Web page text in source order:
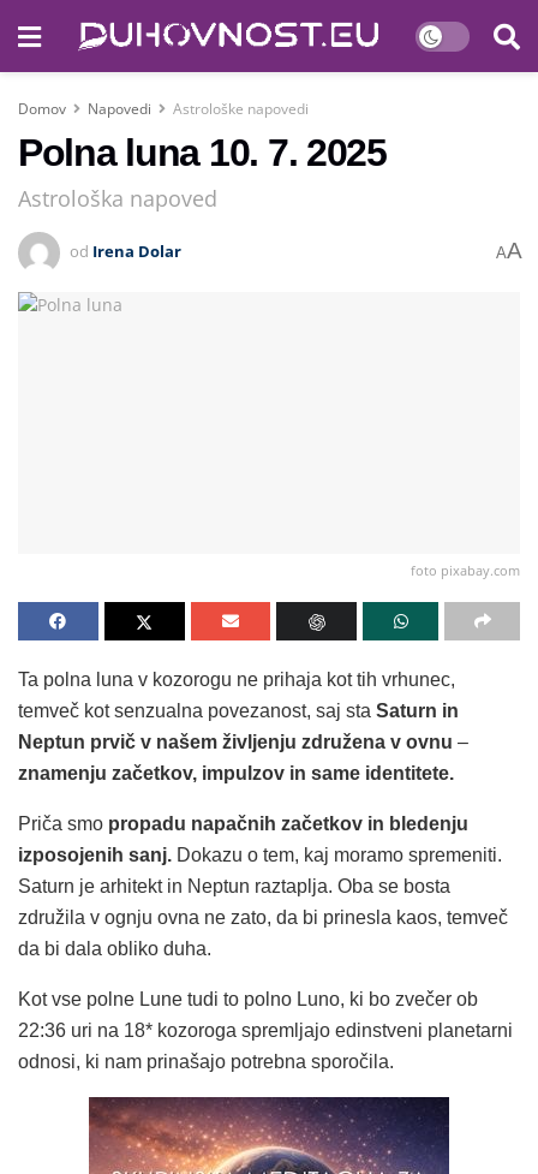
Domov Napovedi Astrološke napovedi
Polna luna 10. 7. 2025
Astrološka napoved
od Irena Dolar AA
foto pixabay.com
Ta polna luna v kozorogu ne prihaja kot tih vrhunec,
temveč kot senzualna povezanost, saj sta Saturn in
Neptun prvič v našem življenju združena v ovnu –
znamenju začetkov, impulzov in same identitete.
Priča smo propadu napačnih začetkov in bledenju
izposojenih sanj. Dokazu o tem, kaj moramo spremeniti.
Saturn je arhitekt in Neptun raztaplja. Oba se bosta
združila v ognju ovna ne zato, da bi prinesla kaos, temveč
da bi dala obliko duha.
Kot vse polne Lune tudi to polno Luno, ki bo zvečer ob
22:36 uri na 18* kozoroga spremljajo edinstveni planetarni
odnosi, ki nam prinašajo potrebna sporočila.